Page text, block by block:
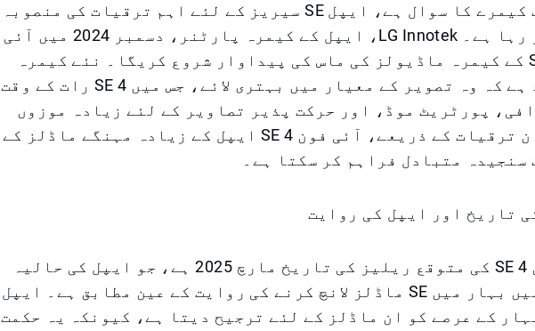
جہاں تک کیمرے کا سوال ہے، ایپل SE سیریز کے لئے اہم ترقیات کی منصوبہ
بندی کر رہا ہے۔ LG Innotek، ایپل کے کیمرہ پارٹنر، دسمبر 2024 میں آئی
فون SE 4 کے کیمرہ ماڈیولز کی ماس کی پیداوار شروع کریگا۔ نئے کیمرہ
سے امید ہے کہ وہ تصویر کے معیار میں بہتری لائے، جس میں SE 4 رات کے وقت
پورٹریٹ موڈ، اور حرکت پذیر تصاویر کے لئے زیادہ موزوں
ہوگا۔ ان ترقیات کے ذریعے، آئی فون SE 4 ایپل کے زیادہ مہنگے ماڈلز کے
سنجیدہ متبادل فراہم کر سکتا ہے۔
تاریخ اور ایپل کی روایت
آئی فون SE 4 کی متوقع ریلیز کی تاریخ مارچ 2025 ہے، جو ایپل کی حالیہ
سالوں میں بہار میں SE ماڈلز لانچ کرنے کی روایت کے عین مطابق ہے۔ ایپل
کے عرصے کو ان ماڈلز کے لئے ترجیح دیتا ہے، کیونکہ یہ حکمت